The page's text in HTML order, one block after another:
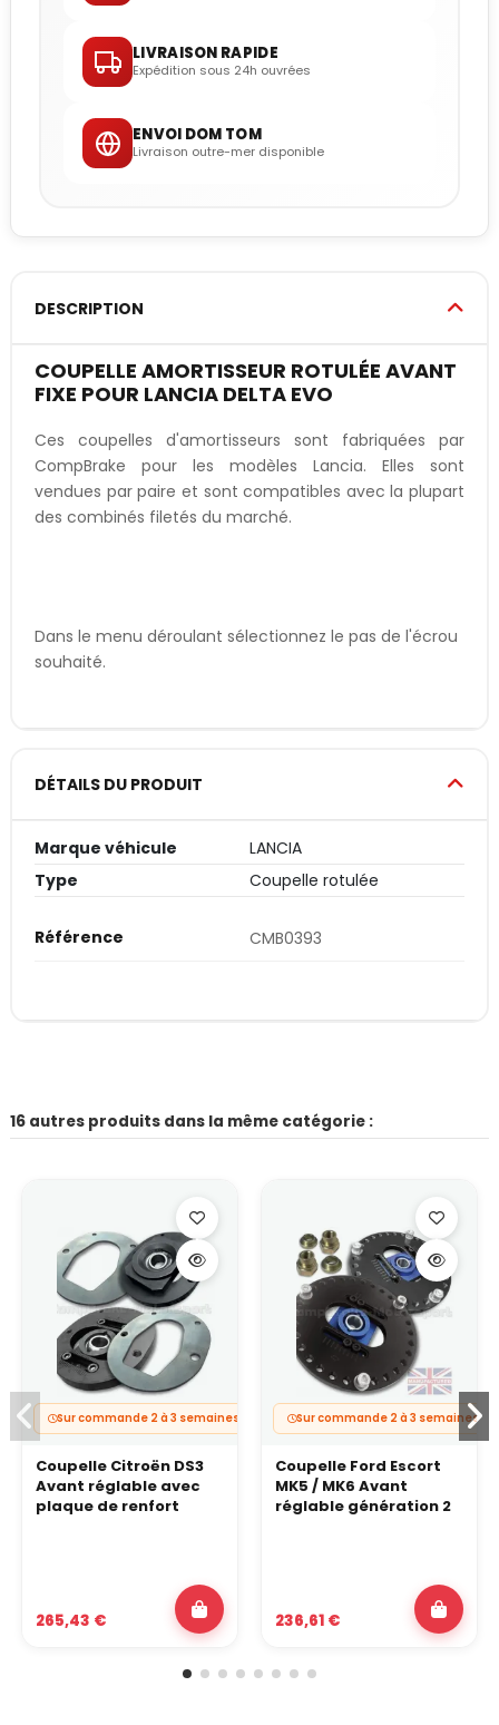
LIVRAISON RAPIDE
Expédition sous 24h ouvrées
ENVOI DOM TOM
Livraison outre-mer disponible
DESCRIPTION
COUPELLE AMORTISSEUR ROTULÉE AVANT
FIXE POUR LANCIA DELTA EVO
Ces coupelles d'amortisseurs sont fabriquées par
CompBrake pour les modèles Lancia. Elles sont
vendues par paire et sont compatibles avec la plupart
des combinés filetés du marché.
Dans le menu déroulant sélectionnez le pas de l'écrou
souhaité.
DÉTAILS DU PRODUIT
Marque véhicule
LANCIA
Type
Coupelle rotulée
Référence CMB0393
16 autres produits dans la même catégorie :
Sur commande 2 à 3 semaines
Coupelle Citroën DS3
Avant réglable avec
plaque de renfort
265,43 €
Sur commande 2 à 3 semaines
Coupelle Ford Escort
MK5 / MK6 Avant
réglable génération 2
236,61 €